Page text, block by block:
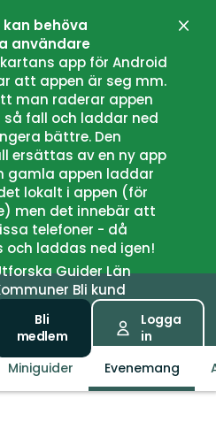
behöva
användare
app för Android
att appen är seg mm.
man raderar appen
fall och laddar ned
bättre. Den
ersättas av en ny app
gamla appen laddar
lokalt i appen (för
men det innebär att
telefoner - då
och laddas ned igen!
GuiderLän
Bli kund
Bli
medlem
Logga
in
Miniguider Evenemang